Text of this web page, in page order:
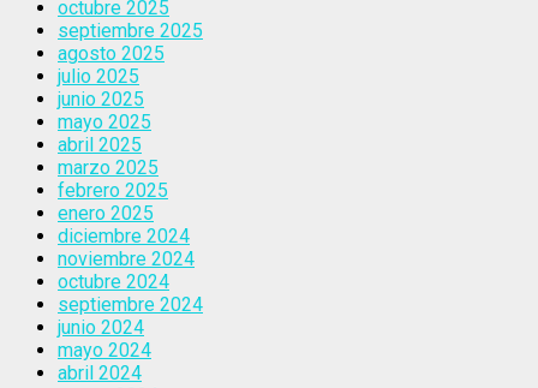
octubre 2025
septiembre 2025
agosto 2025
julio 2025
junio 2025
mayo 2025
abril 2025
marzo 2025
febrero 2025
enero 2025
diciembre 2024
noviembre 2024
octubre 2024
septiembre 2024
junio 2024
mayo 2024
abril 2024